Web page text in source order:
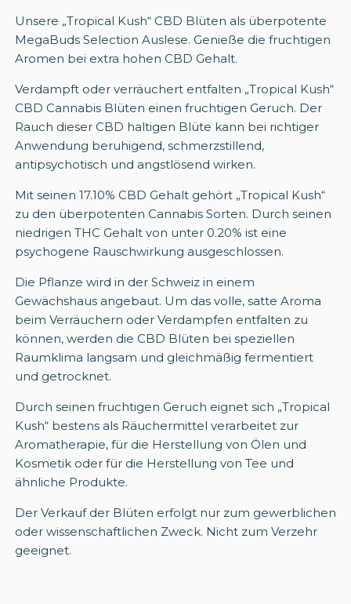
Unsere „Tropical Kush“ CBD Blüten als überpotente
MegaBuds Selection Auslese. Genieße die fruchtigen
Aromen bei extra hohen CBD Gehalt.
Verdampft oder verräuchert entfalten „Tropical Kush“
CBD Cannabis Blüten einen fruchtigen Geruch. Der
Rauch dieser CBD haltigen Blüte kann bei richtiger
Anwendung beruhigend, schmerzstillend,
antipsychotisch und angstlösend wirken.
Mit seinen 17.10% CBD Gehalt gehört „Tropical Kush“
zu den überpotenten Cannabis Sorten. Durch seinen
niedrigen THC Gehalt von unter 0.20% ist eine
psychogene Rauschwirkung ausgeschlossen.
Die Pflanze wird in der Schweiz in einem
Gewächshaus angebaut. Um das volle, satte Aroma
beim Verräuchern oder Verdampfen entfalten zu
können, werden die CBD Blüten bei speziellen
Raumklima langsam und gleichmäßig fermentiert
und getrocknet.
Durch seinen fruchtigen Geruch eignet sich „Tropical
Kush“ bestens als Räuchermittel verarbeitet zur
Aromatherapie, für die Herstellung von Ölen und
Kosmetik oder für die Herstellung von Tee und
ähnliche Produkte.
Der Verkauf der Blüten erfolgt nur zum gewerblichen
oder wissenschaftlichen Zweck. Nicht zum Verzehr
geeignet.